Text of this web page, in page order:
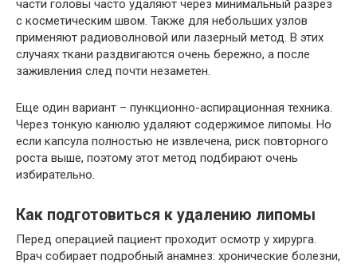
части головы часто удаляют через минимальный разрез
с косметическим швом. Также для небольших узлов
применяют радиоволновой или лазерный метод. В этих
случаях ткани раздвигаются очень бережно, а после
заживления след почти незаметен.
Еще один вариант – пункционно-аспирационная техника.
Через тонкую канюлю удаляют содержимое липомы. Но
если капсула полностью не извлечена, риск повторного
роста выше, поэтому этот метод подбирают очень
избирательно.
Как подготовиться к удалению липомы
Перед операцией пациент проходит осмотр у хирурга.
Врач собирает подробный анамнез: хронические болезни,